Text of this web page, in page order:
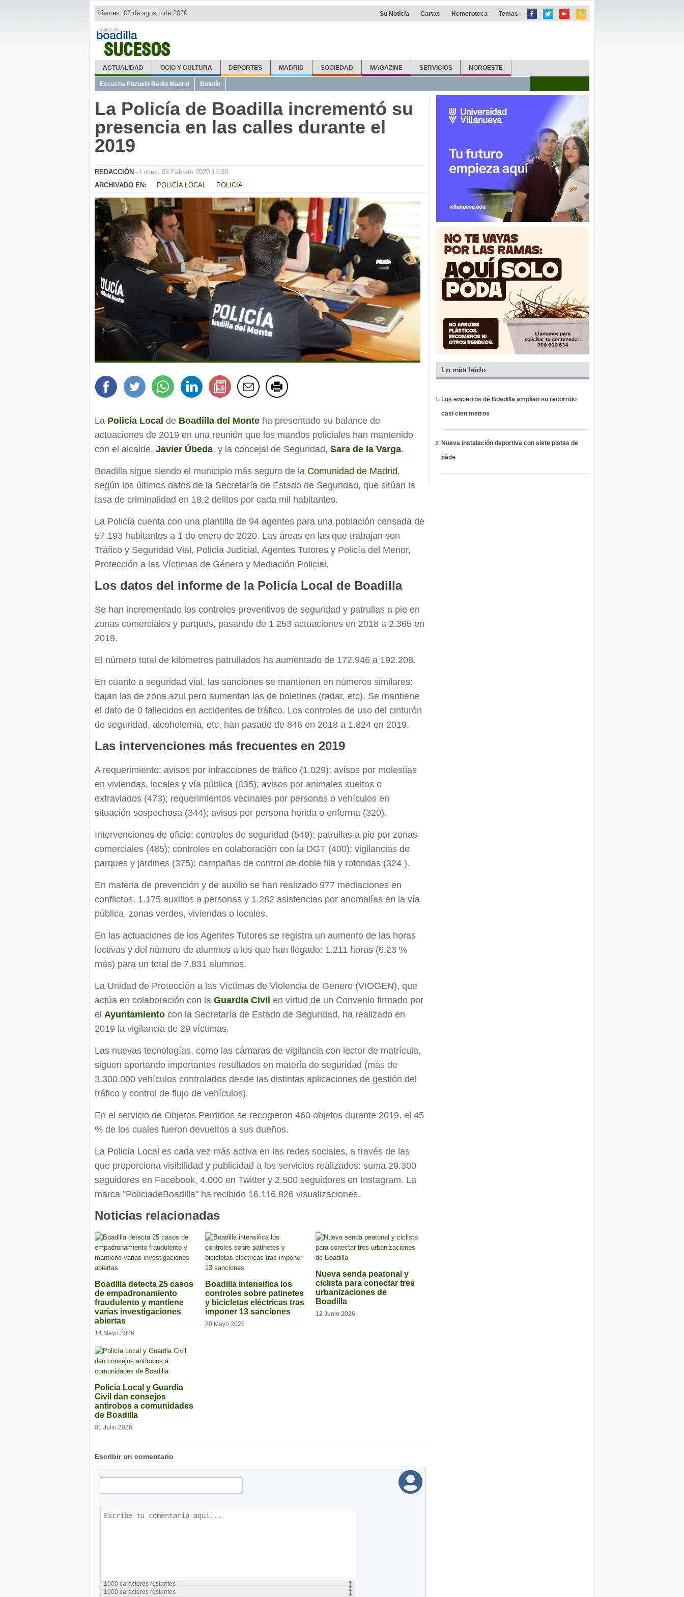
SUCESOS
Viernes, 07 de agosto de 2026 Su Noticia Cartas Hemeroteca Temas
ACTUALIDAD OCIO Y CULTURA DEPORTES MADRID SOCIEDAD MAGAZINE SERVICIOS NOROESTE
Escucha Pozuelo Radio Madrid Boletín
La Policía de Boadilla incrementó su
presencia en las calles durante el
2019
REDACCIÓN - Lunes, 03 Febrero 2020 13:30
ARCHIVADO EN:
POLICÍA LOCAL POLICÍA
La Policía Local de Boadilla del Monte ha presentado su balance de
actuaciones de 2019 en una reunión que los mandos policiales han mantenido
con el alcalde, Javier Úbeda, y la concejal de Seguridad, Sara de la Varga.
Boadilla sigue siendo el municipio más seguro de la Comunidad de Madrid,
según los últimos datos de la Secretaría de Estado de Seguridad, que sitúan la
tasa de criminalidad en 18,2 delitos por cada mil habitantes.
La Policía cuenta con una plantilla de 94 agentes para una población censada de
57.193 habitantes a 1 de enero de 2020. Las áreas en las que trabajan son
Tráfico y Seguridad Vial, Policía Judicial, Agentes Tutores y Policía del Menor,
Protección a las Víctimas de Género y Mediación Policial.
Los datos del informe de la Policía Local de Boadilla
Se han incrementado los controles preventivos de seguridad y patrullas a pie en
zonas comerciales y parques, pasando de 1.253 actuaciones en 2018 a 2.365 en
2019.
El número total de kilómetros patrullados ha aumentado de 172.946 a 192.208.
En cuanto a seguridad vial, las sanciones se mantienen en números similares:
bajan las de zona azul pero aumentan las de boletines (radar, etc). Se mantiene
el dato de 0 fallecidos en accidentes de tráfico. Los controles de uso del cinturón
de seguridad, alcoholemia, etc, han pasado de 846 en 2018 a 1.824 en 2019.
Las intervenciones más frecuentes en 2019
A requerimiento: avisos por infracciones de tráfico (1.029); avisos por molestias
en viviendas, locales y vía pública (835); avisos por animales sueltos o
extraviados (473); requerimientos vecinales por personas o vehículos en
situación sospechosa (344); avisos por persona herida o enferma (320).
Intervenciones de oficio: controles de seguridad (549); patrullas a pie por zonas
comerciales (485); controles en colaboración con la DGT (400); vigilancias de
parques y jardines (375); campañas de control de doble fila y rotondas (324 ).
En materia de prevención y de auxilio se han realizado 977 mediaciones en
conflictos, 1.175 auxilios a personas y 1.282 asistencias por anomalías en la vía
pública, zonas verdes, viviendas o locales.
En las actuaciones de los Agentes Tutores se registra un aumento de las horas
lectivas y del número de alumnos a los que han llegado: 1.211 horas (6,23 %
más) para un total de 7.831 alumnos.
La Unidad de Protección a las Víctimas de Violencia de Género (VIOGEN), que
actúa en colaboración con la Guardia Civil en virtud de un Convenio firmado por
el Ayuntamiento con la Secretaría de Estado de Seguridad, ha realizado en
2019 la vigilancia de 29 víctimas.
Las nuevas tecnologías, como las cámaras de vigilancia con lector de matrícula,
siguen aportando importantes resultados en materia de seguridad (más de
3.300.000 vehículos controlados desde las distintas aplicaciones de gestión del
tráfico y control de flujo de vehículos).
En el servicio de Objetos Perdidos se recogieron 460 objetos durante 2019, el 45
% de los cuales fueron devueltos a sus dueños.
La Policía Local es cada vez más activa en las redes sociales, a través de las
que proporciona visibilidad y publicidad a los servicios realizados: suma 29.300
seguidores en Facebook, 4.000 en Twitter y 2.500 seguidores en Instagram. La
marca "PoliciadeBoadilla" ha recibido 16.116.826 visualizaciones.
Noticias relacionadas
Boadilla detecta 25 casos
de empadronamiento
fraudulento y mantiene
varias investigaciones
abiertas
14 Mayo 2026
Boadilla intensifica los
controles sobre patinetes
y bicicletas eléctricas tras
imponer 13 sanciones
20 Mayo 2026
Nueva senda peatonal y
ciclista para conectar tres
urbanizaciones de
Boadilla
12 Junio 2026
Policía Local y Guardia
Civil dan consejos
antirobos a comunidades
de Boadilla
01 Julio 2026
Escribir un comentario
1000 caracteres restantes
1000 caracteres restantes
Lo más leído
Los encierros de Boadilla amplían su recorrido
casi cien metros
Nueva instalación deportiva con siete pistas de
páde